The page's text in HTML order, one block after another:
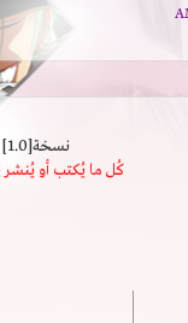
نسخة[1.0] مدعَم بالسرعة | يدعم كافة المتصفحات
كُل ما يُكتب أو يُنشر